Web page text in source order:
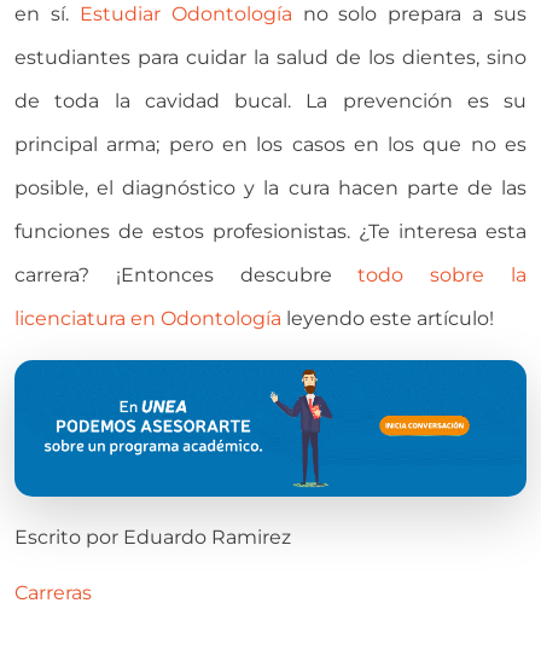
en sí. Estudiar Odontología no solo prepara a sus
estudiantes para cuidar la salud de los dientes, sino
de toda la cavidad bucal. La prevención es su
principal arma; pero en los casos en los que no es
posible, el diagnóstico y la cura hacen parte de las
funciones de estos profesionistas. ¿Te interesa esta
carrera? ¡Entonces descubretodo sobre la
licenciatura en Odontología leyendo este artículo!
Escrito por Eduardo Ramirez
Carreras